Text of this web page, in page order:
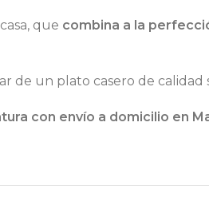
que combina a la
de un plato casero de calidad
con envío a domicilio en